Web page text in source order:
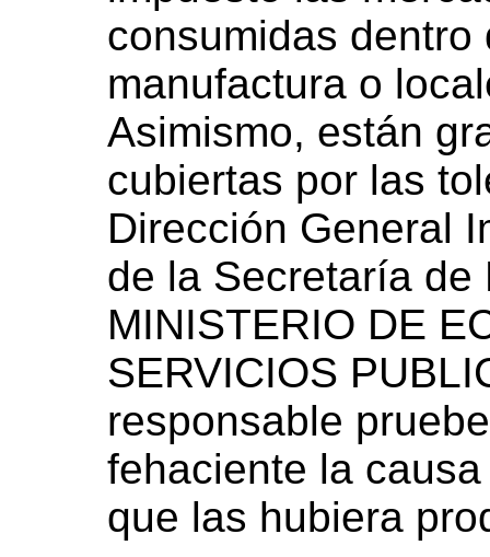
consumidas dentro
manufactura o
Asimismo, están
cubiertas por las
Dirección General
de la Secretaría de
MINISTERIO DE
SERVICIOS
responsable
fehaciente la
que las hubiera